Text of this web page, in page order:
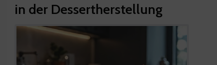
in der Dessertherstellung